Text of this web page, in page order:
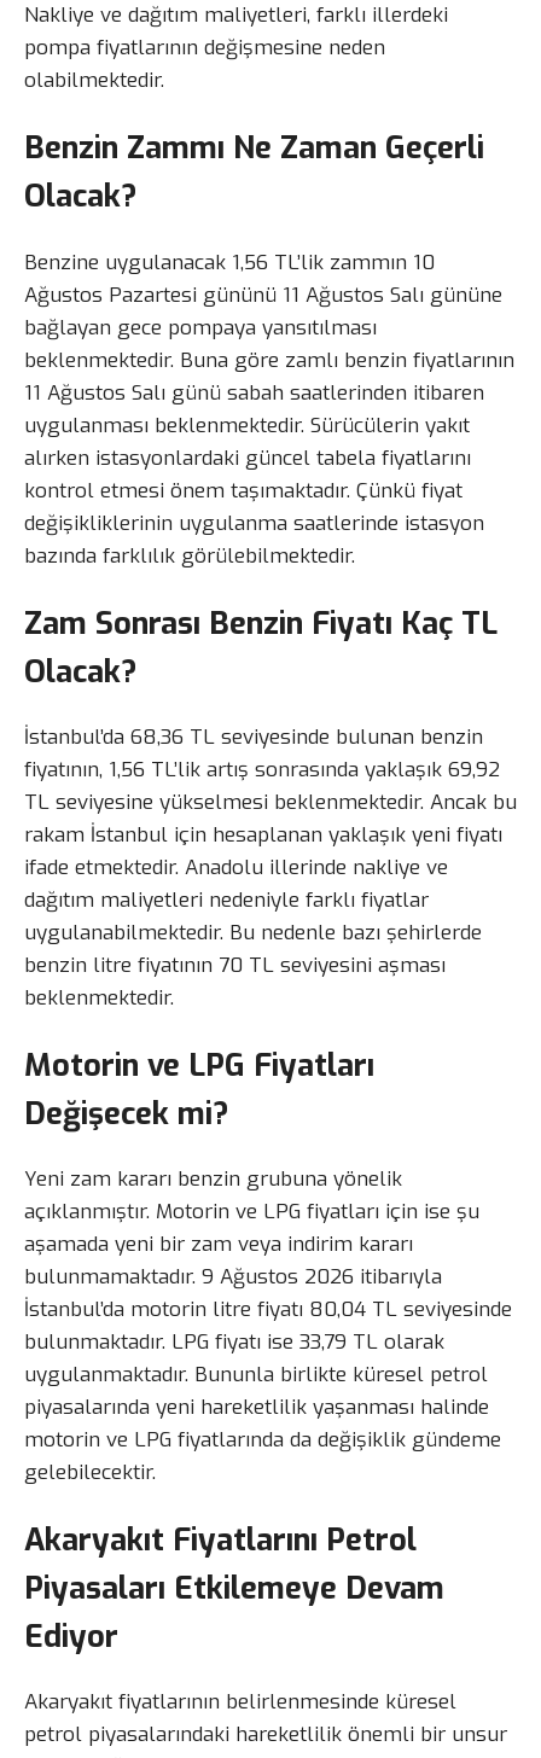
Nakliye ve dağıtım maliyetleri, farklı illerdeki
pompa fiyatlarının değişmesine neden
olabilmektedir.
Benzin Zammı Ne Zaman Geçerli
Olacak?
Benzine uygulanacak 1,56 TL’lik zammın 10
Ağustos Pazartesi gününü 11 Ağustos Salı gününe
bağlayan gece pompaya yansıtılması
beklenmektedir. Buna göre zamlı benzin fiyatlarının
11 Ağustos Salı günü sabah saatlerinden itibaren
uygulanması beklenmektedir. Sürücülerin yakıt
alırken istasyonlardaki güncel tabela fiyatlarını
kontrol etmesi önem taşımaktadır. Çünkü fiyat
değişikliklerinin uygulanma saatlerinde istasyon
bazında farklılık görülebilmektedir.
Zam Sonrası Benzin Fiyatı Kaç TL
Olacak?
İstanbul’da 68,36 TL seviyesinde bulunan benzin
fiyatının, 1,56 TL’lik artış sonrasında yaklaşık 69,92
TL seviyesine yükselmesi beklenmektedir. Ancak bu
rakam İstanbul için hesaplanan yaklaşık yeni fiyatı
ifade etmektedir. Anadolu illerinde nakliye ve
dağıtım maliyetleri nedeniyle farklı fiyatlar
uygulanabilmektedir. Bu nedenle bazı şehirlerde
benzin litre fiyatının 70 TL seviyesini aşması
beklenmektedir.
Motorin ve LPG Fiyatları
Değişecek mi?
Yeni zam kararı benzin grubuna yönelik
açıklanmıştır. Motorin ve LPG fiyatları için ise şu
aşamada yeni bir zam veya indirim kararı
bulunmamaktadır. 9 Ağustos 2026 itibarıyla
İstanbul’da motorin litre fiyatı 80,04 TL seviyesinde
bulunmaktadır. LPG fiyatı ise 33,79 TL olarak
uygulanmaktadır. Bununla birlikte küresel petrol
piyasalarında yeni hareketlilik yaşanması halinde
motorin ve LPG fiyatlarında da değişiklik gündeme
gelebilecektir.
Akaryakıt Fiyatlarını Petrol
Piyasaları Etkilemeye Devam
Ediyor
Akaryakıt fiyatlarının belirlenmesinde küresel
petrol piyasalarındaki hareketlilik önemli bir unsur